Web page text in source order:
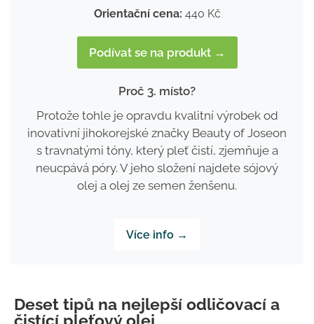
Orientační cena: 440 Kč
Podívat se na produkt →
Proč 3. místo?
Protože tohle je opravdu kvalitní výrobek od
inovativní jihokorejské značky Beauty of Joseon
s travnatými tóny, který pleť čistí, zjemňuje a
neucpává póry. V jeho složení najdete sójový
olej a olej ze semen ženšenu.
Více info →
Deset tipů na nejlepší odličovací a
čistící pleťový olej